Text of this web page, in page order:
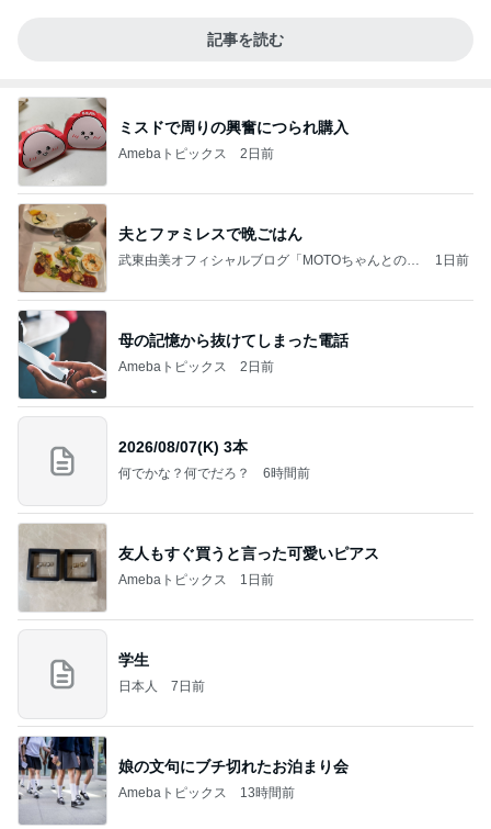
記事を読む
ミスドで周りの興奮につられ購入
Amebaトピックス 2日前
夫とファミレスで晩ごはん
武東由美オフィシャルブログ「MOTOちゃんとのは
1日前
母の記憶から抜けてしまった電話
Amebaトピックス 2日前
2026/08/07(K) 3本
何でかな？何でだろ？ 6時間前
友人もすぐ買うと言った可愛いピアス
Amebaトピックス 1日前
学生
日本人 7日前
娘の文句にブチ切れたお泊まり会
Amebaトピックス 13時間前